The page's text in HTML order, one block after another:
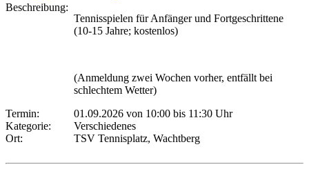
Beschreibung:
Tennisspielen für Anfänger und Fortgeschrittene
(10-15 Jahre; kostenlos)
(Anmeldung zwei Wochen vorher, entfällt bei
schlechtem Wetter)
Termin:
01.09.2026 von 10:00 bis 11:30 Uhr
Kategorie:
Verschiedenes
Ort:
TSV Tennisplatz, Wachtberg